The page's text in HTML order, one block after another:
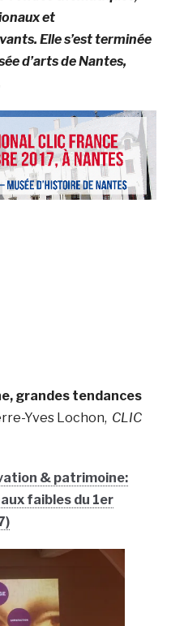
et
Elle s’est terminée
d’arts de Nantes,
grandes tendances
Yves Lochon, CLIC
& patrimoine:
faibles du 1er